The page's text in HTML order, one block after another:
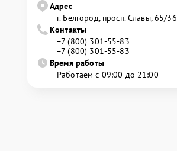
Адрес
г. Белгород, просп. Славы, 65/36
Контакты
+7 (800) 301-55-83
+7 (800) 301-55-83
Время работы
Работаем с 09:00 до 21:00